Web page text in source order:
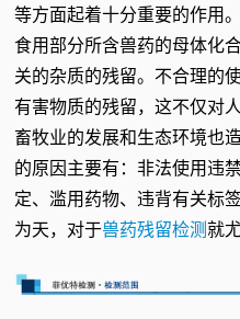
等方面起着十分重要的作用
食用部分所含兽药的母体化
关的杂质的残留。不合理的
有害物质的残留，这不仅对
畜牧业的发展和生态环境也
的原因主要有：非法使用违
定、滥用药物、违背有关标
为天，对于兽药残留检测就